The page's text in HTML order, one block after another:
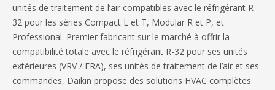
unités de traitement de l’air compatibles avec le réfrigérant R-
32 pour les séries Compact L et T, Modular R et P, et
Professional. Premier fabricant sur le marché à offrir la
compatibilité totale avec le réfrigérant R-32 pour ses unités
extérieures (VRV / ERA), ses unités de traitement de l’air et ses
commandes, Daikin propose des solutions HVAC complètes